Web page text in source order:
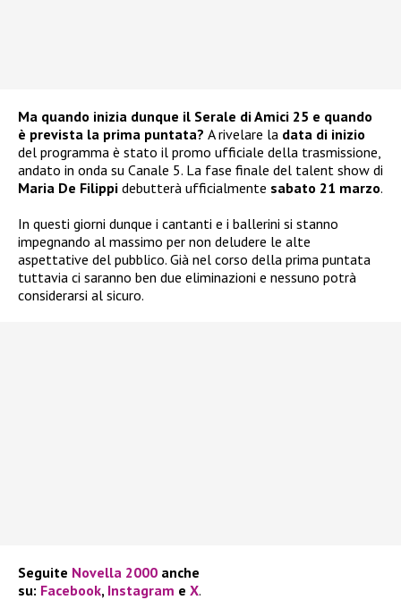
Ma quando inizia dunque il Serale di Amici 25 e quando
è prevista la prima puntata? A rivelare la data di inizio
del programma è stato il promo ufficiale della trasmissione,
andato in onda su Canale 5. La fase finale del talent show di
Maria De Filippi debutterà ufficialmente sabato 21 marzo.
In questi giorni dunque i cantanti e i ballerini si stanno
impegnando al massimo per non deludere le alte
aspettative del pubblico. Già nel corso della prima puntata
tuttavia ci saranno ben due eliminazioni e nessuno potrà
considerarsi al sicuro.
Seguite Novella 2000 anche
su: Facebook, Instagram e X.